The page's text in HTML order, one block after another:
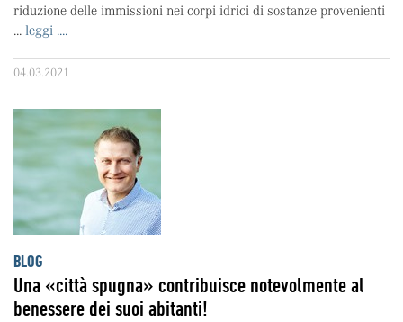
riduzione delle immissioni nei corpi idrici di sostanze provenienti
... leggi ....
04.03.2021
BLOG
Una «città spugna» contribuisce notevolmente al
benessere dei suoi abitanti!